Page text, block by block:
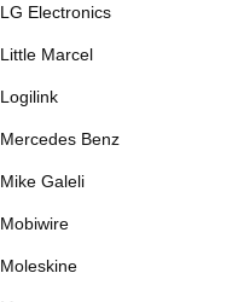
LG Electronics
Little Marcel
Logilink
Mercedes Benz
Mike Galeli
Mobiwire
Moleskine